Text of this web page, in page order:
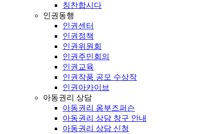
칭찬합시다
인권동행
인권센터
인권정책
인권위원회
인권주민회의
인권교육
인권작품 공모 수상작
인권아카이브
아동권리 상담
아동권리 옴부즈퍼슨
아동권리 상담 창구 안내
아동권리 상담 신청